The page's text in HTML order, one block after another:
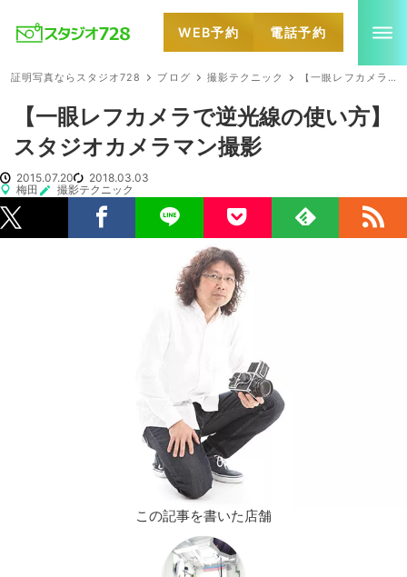
WEB予約 電話予約
証明写真ならスタジオ728 ブログ 撮影テクニック 【一眼レフカメラで逆光線の使い方】スタジオカメラマン撮影
【一眼レフカメラで逆光線の使い方】
スタジオカメラマン撮影
2015.07.20
2018.03.03
梅田
撮影テクニック
この記事を書いた店舗